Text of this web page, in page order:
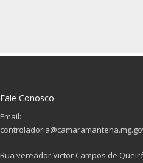
Fale Conosco
Email:
Rua vereador Victor Campos de